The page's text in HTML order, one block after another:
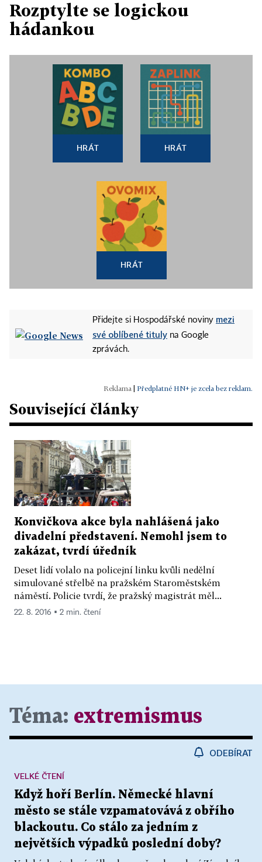
Rozptylte se logickou
hádankou
HRÁT HRÁT
HRÁT
Přidejte si Hospodářské noviny mezi
své oblíbené tituly na Google
zprávách.
Předplatné HN+ je zcela bez reklam.
Související články
Konvičkova akce byla nahlášená jako
divadelní představení. Nemohl jsem to
zakázat, tvrdí úředník
Deset lidí volalo na policejní linku kvůli nedělní
simulované střelbě na pražském Staroměstském
náměstí. Policie tvrdí, že pražský magistrát měl...
22. 8. 2016 ▪ 2 min. čtení
Téma: extremismus
ODEBÍRAT
Když hoří Berlín. Německé hlavní
město se stále vzpamatovává z obřího
blackoutu. Co stálo za jedním z
největších výpadků poslední doby?
VELKÉ ČTENÍ